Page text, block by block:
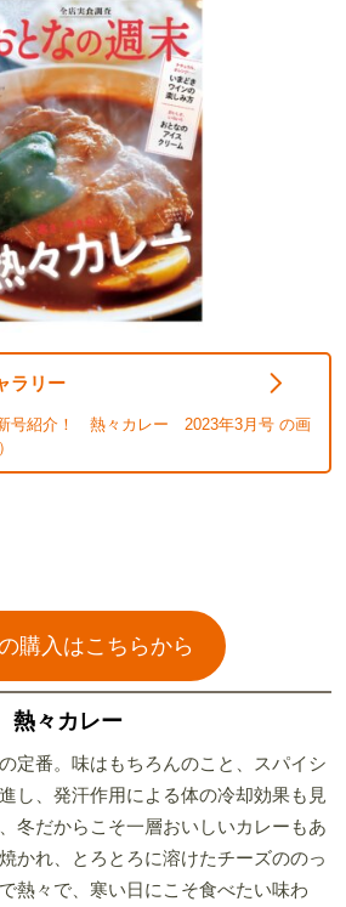
ラリー
新号紹介！ 熱々カレー 2023年3月号 の画
購入はこちらから
熱々カレー
定番。味はもちろんのこと、スパイシ
し、発汗作用による体の冷却効果も見
冬だからこそ一層おいしいカレーもあ
かれ、とろとろに溶けたチーズののっ
熱々で、寒い日にこそ食べたい味わ